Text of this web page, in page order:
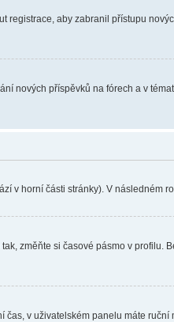
aby zabranil přístupu
nových příspěvků na fórech a v
v horní části stránky). V následném
změňte si časové pásmo v profilu.
v uživatelském panelu máte ruční